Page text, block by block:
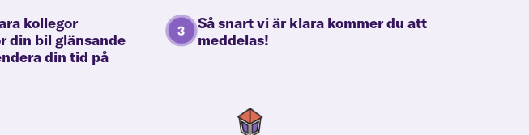
kollegor
din bil glänsande
din tid på
Så snart vi är klara kommer du att
meddelas!